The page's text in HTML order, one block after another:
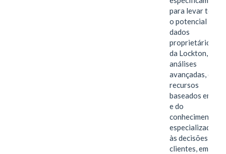
para levar todo
o potencial dos
dados
proprietários
da Lockton, das
análises
avançadas, dos
recursos
baseados em IA
e do
conhecimento
especializado
às decisões dos
clientes, em